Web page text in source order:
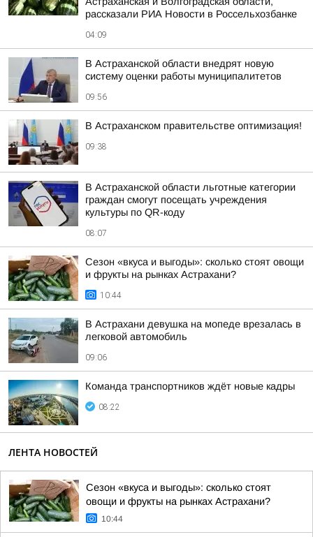
рассказали РИА Новости в Россельхозбанке
04:09
В Астраханской области внедрят новую
систему оценки работы муниципалитетов
09:56
В Астраханском правительстве оптимизация!
09:38
В Астраханской области льготные категории
граждан смогут посещать учреждения
культуры по QR-коду
08:07
Сезон «вкуса и выгоды»: сколько стоят овощи
и фрукты на рынках Астрахани?
10:44
В Астрахани девушка на мопеде врезалась в
легковой автомобиль
09:06
Команда транспортников ждёт новые кадры
08:22
ЛЕНТА НОВОСТЕЙ
Сезон «вкуса и выгоды»: сколько стоят
овощи и фрукты на рынках Астрахани?
10:44